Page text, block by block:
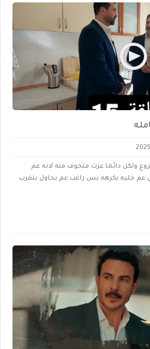
ولكن دائما عزت متخوف منه لانه عم
عم خليه يكرهه بس راغب عم يحاول يتقرب